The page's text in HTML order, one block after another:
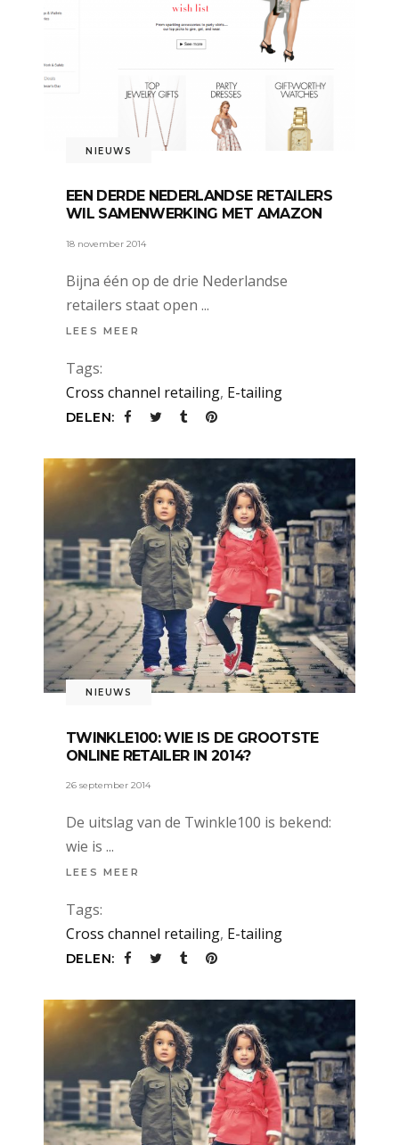
NIEUWS
EEN DERDE NEDERLANDSE RETAILERS
WIL SAMENWERKING MET AMAZON
18 november 2014
Bijna één op de drie Nederlandse
retailers staat open
LEES MEER
Tags:
Cross channel retailing, E-tailing
DELEN:
NIEUWS
TWINKLE100: WIE IS DE GROOTSTE
ONLINE RETAILER IN 2014?
26 september 2014
De uitslag van de Twinkle100 is bekend:
wie is
LEES MEER
Tags:
Cross channel retailing, E-tailing
DELEN: